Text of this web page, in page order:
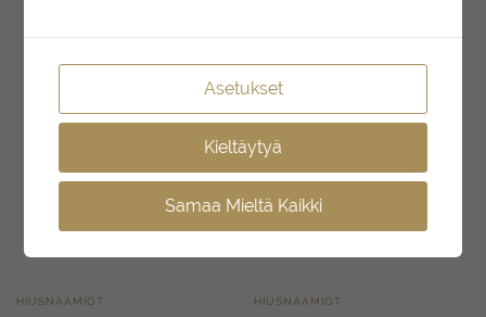
LISÄÄ
HIUSNAAMIOT HIUSNAAMIOT
Asetukset
Kieltäytyä
Samaa Mieltä Kaikki